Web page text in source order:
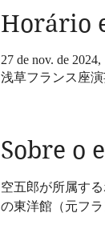
Horário
27 de nov. de 2024,
浅草フランス座
Sobre o
空五郎が所属す
の東洋館（元フ